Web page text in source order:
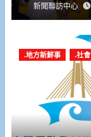
新聞聯訪中心
.地方新鮮事 .社會